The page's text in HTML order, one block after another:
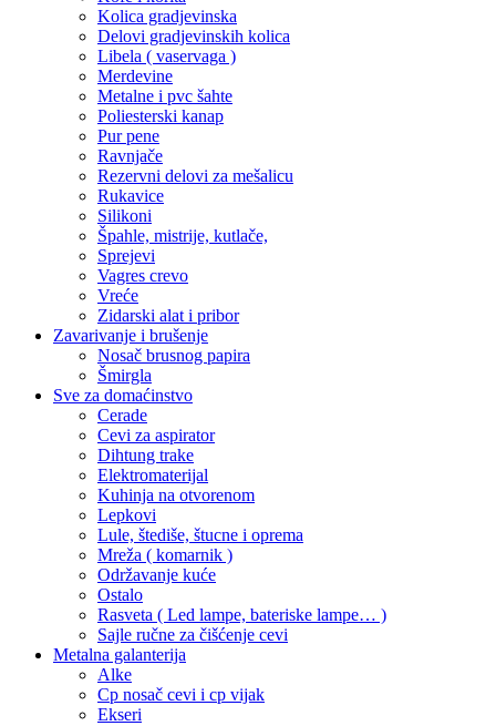
Kolica gradjevinska
Delovi gradjevinskih kolica
Libela ( vaservaga )
Merdevine
Metalne i pvc šahte
Poliesterski kanap
Pur pene
Ravnjače
Rezervni delovi za mešalicu
Rukavice
Silikoni
Špahle, mistrije, kutlače,
Sprejevi
Vagres crevo
Vreće
Zidarski alat i pribor
Zavarivanje i brušenje
Nosač brusnog papira
Šmirgla
Sve za domaćinstvo
Cerade
Cevi za aspirator
Dihtung trake
Elektromaterijal
Kuhinja na otvorenom
Lepkovi
Lule, štediše, štucne i oprema
Mreža ( komarnik )
Održavanje kuće
Ostalo
Rasveta ( Led lampe, bateriske lampe… )
Sajle ručne za čišćenje cevi
Metalna galanterija
Alke
Cp nosač cevi i cp vijak
Ekseri